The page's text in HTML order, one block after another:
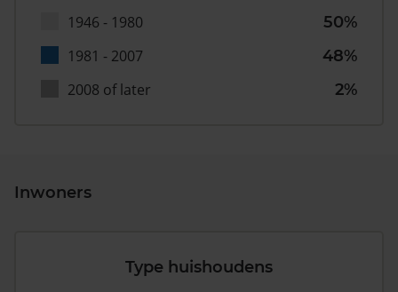
1946 - 1980
50%
1981 - 2007
48%
2008 of later
2%
Inwoners
Type huishoudens